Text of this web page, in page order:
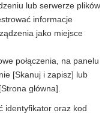
lub serwerze plików
informacje
jako miejsce
połączenia, na panelu
[Skanuj i zapisz] lub
główna].
identyfikator oraz kod